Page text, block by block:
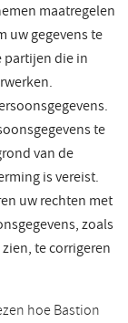
maatregelen
uw gegevens te
partijen die in
te
van de
is vereist.
uw rechten met
zoals
te corrigeren
hoe Bastion